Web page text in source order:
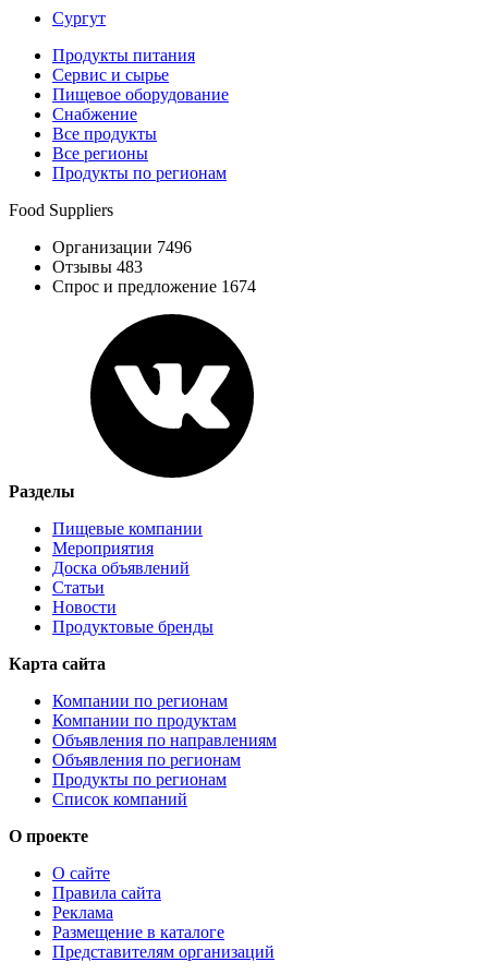
Сургут
Продукты питания
Сервис и сырье
Пищевое оборудование
Снабжение
Все продукты
Все регионы
Продукты по регионам
Food Suppliers
Организации 7496
Отзывы 483
Спрос и предложение 1674
Разделы
Пищевые компании
Мероприятия
Доска объявлений
Статьи
Новости
Продуктовые бренды
Карта сайта
Компании по регионам
Компании по продуктам
Объявления по направлениям
Объявления по регионам
Продукты по регионам
Список компаний
О проекте
О сайте
Правила сайта
Реклама
Размещение в каталоге
Представителям организаций